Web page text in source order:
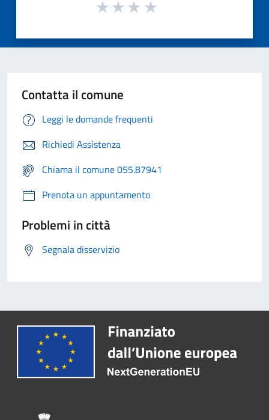
Contatta il comune
Leggi le domande frequenti
Richiedi Assistenza
Chiama il comune 055.87941
Prenota un appuntamento
Problemi in città
Segnala disservizio